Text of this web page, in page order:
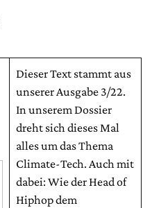
Dieser Text stammt aus
unserer Ausgabe 3/22.
In unserem Dossier
dreht sich dieses Mal
alles um das Thema
Climate-Tech. Auch mit
dabei: Wie der Head of
Hiphop dem